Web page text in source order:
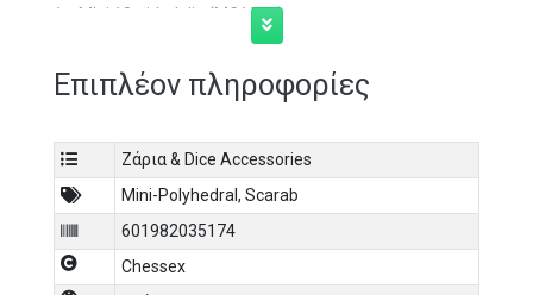
1 x Mini 12-sided die (MC1205)
1 x Mini Tens 10-sided die (MC1105)
1 x Mini 8-sided die (MC0805)
1 x Mini 4-sided die (MC0405)
Comes in 02801 Display Case w/ Lid and Foam Square
Scarab® is a registered trademark of Chessex. Mini-
hedral™ is a trademark of Chessex.
Dice made in Germany. Packaging made in the USA.
Επιπλέον πληροφορίες
Ζάρια & Dice Accessories
Mini-Polyhedral, Scarab
601982035174
Chessex